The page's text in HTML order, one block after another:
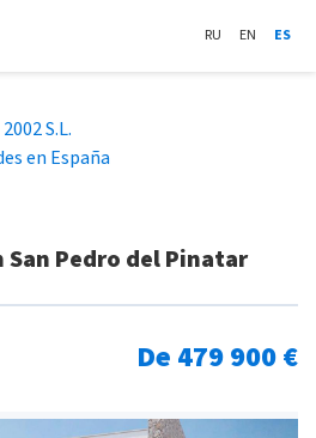
RU EN ES
S.L.
en España
San Pedro del Pinatar
De 479 900 €